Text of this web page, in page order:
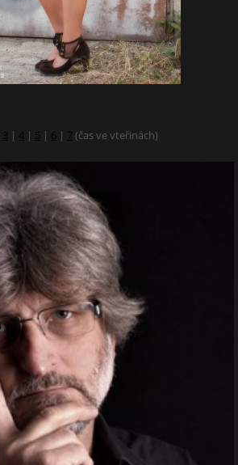
3 | 4 | 5 | 6 | 7 (čas ve vteřinách)